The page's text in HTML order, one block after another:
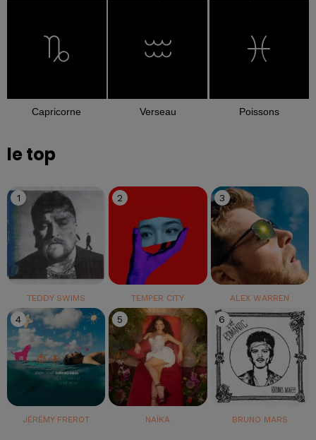
Capricorne Verseau Poissons
le top
1
TEDDY SWIMS
2
TEMPER CITY
3
ALEX WARREN
4
JÉRÉMY FREROT
5
NAÏKA
6
BRUNO MARS